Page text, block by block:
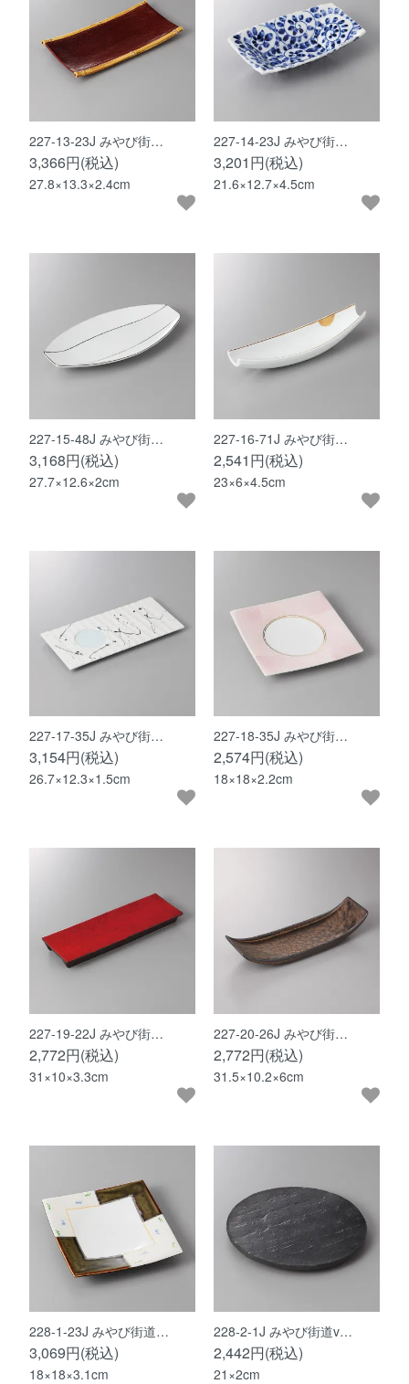
227-13-23J みやび街…
3,366円(税込)
27.8×13.3×2.4cm
227-14-23J みやび街…
3,201円(税込)
21.6×12.7×4.5cm
227-15-48J みやび街…
3,168円(税込)
27.7×12.6×2cm
227-16-71J みやび街…
2,541円(税込)
23×6×4.5cm
227-17-35J みやび街…
3,154円(税込)
26.7×12.3×1.5cm
227-18-35J みやび街…
2,574円(税込)
18×18×2.2cm
227-19-22J みやび街…
2,772円(税込)
31×10×3.3cm
227-20-26J みやび街…
2,772円(税込)
31.5×10.2×6cm
228-1-23J みやび街道…
3,069円(税込)
18×18×3.1cm
228-2-1J みやび街道v…
2,442円(税込)
21×2cm